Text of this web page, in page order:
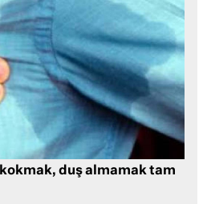
kokmak, duş almamak tam